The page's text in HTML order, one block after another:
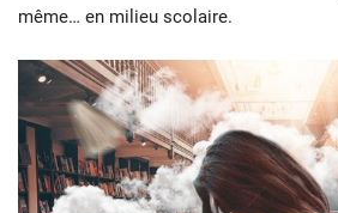
même… en milieu scolaire.